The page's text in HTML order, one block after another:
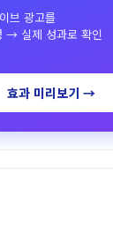
브 광고를
→ 실제 성과로 확인
효과 미리보기 →